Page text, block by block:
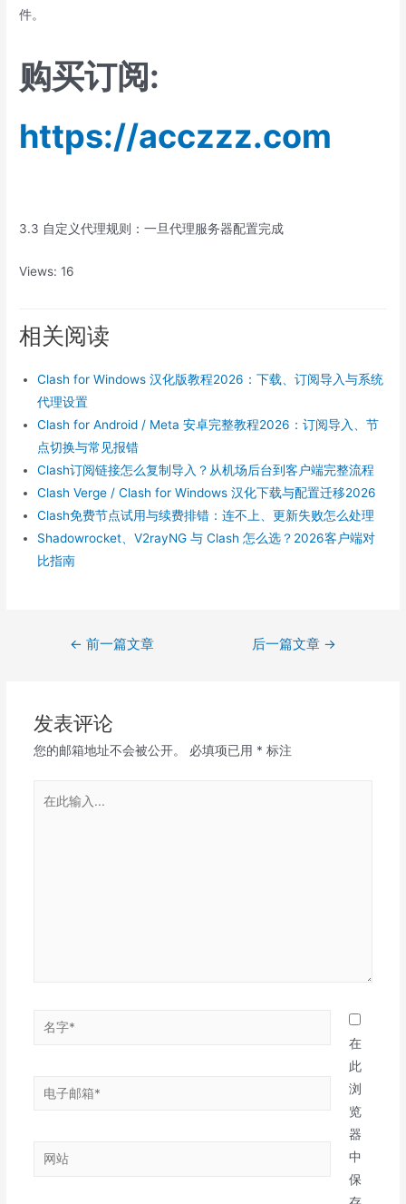
件。
购买订阅:
https://acczzz.com
3.3 自定义代理规则：一旦代理服务器配置完成
Views: 16
相关阅读
Clash for Windows 汉化版教程2026：下载、订阅导入与系统
代理设置
Clash for Android / Meta 安卓完整教程2026：订阅导入、节
点切换与常见报错
Clash订阅链接怎么复制导入？从机场后台到客户端完整流程
Clash Verge / Clash for Windows 汉化下载与配置迁移2026
Clash免费节点试用与续费排错：连不上、更新失败怎么处理
Shadowrocket、V2rayNG 与 Clash 怎么选？2026客户端对
比指南
← 前一篇文章 后一篇文章 →
发表评论
您的邮箱地址不会被公开。 必填项已用 * 标注
电
箱
网
在
此
浏
览
器
中
保